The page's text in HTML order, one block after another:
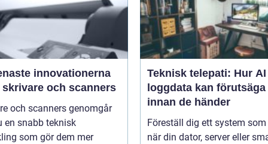
innovationerna
och scanners
och scanners genomgår
en snabb teknisk
som gör dem mer
Teknisk telepati: Hur
loggdata kan
innan de händer
Föreställ dig ett system som
när din dator, server eller